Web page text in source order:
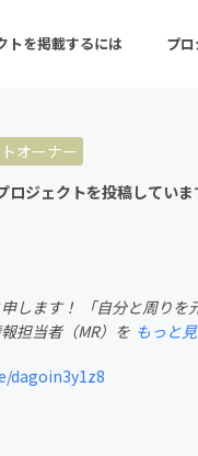
トを掲載するには プ
の新着プロジェクト
ビス開発
オーナー
ロジェクトを投稿していま
します！ 「自分と周り
担当者（MR）を もっと
dagoin3y1z8